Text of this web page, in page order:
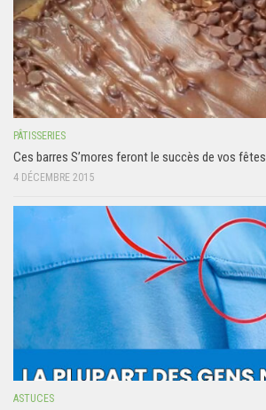
PÂTISSERIES
Ces barres S’mores feront le succès de vos fêtes
4 DÉCEMBRE 2015
ASTUCES